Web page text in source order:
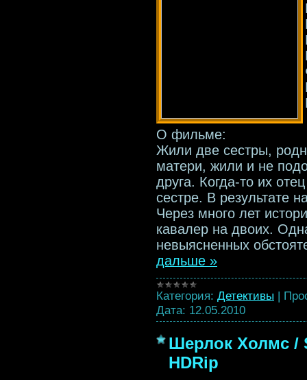
О фильме:
Жили две сестры,
матери, жили и не
друга. Когда-то их
сестре. В результате
Через много лет
кавалер на двоих.
невыясненных
дальше »
Категория: Детективы |
Дата: 12.05.2010
Шерлок Холмс /
HDRip